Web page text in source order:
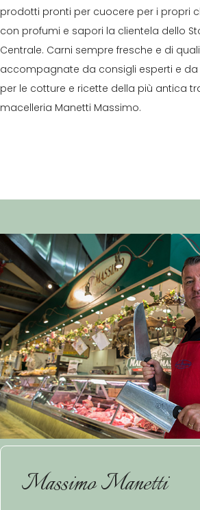
prodotti pronti per cuocere per i propri
con profumi e sapori la clientela dello
Centrale. Carni sempre fresche e di
accompagnate da consigli esperti e
per le cotture e ricette della più antica
macelleria Manetti Massimo.
Massimo Manetti